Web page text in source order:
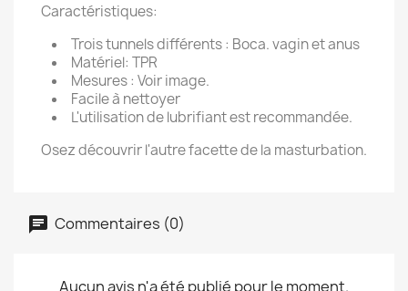
Caractéristiques:
Trois tunnels différents : Boca. vagin et anus
Matériel: TPR
Mesures : Voir image.
Facile à nettoyer
L'utilisation de lubrifiant est recommandée.
Osez découvrir l'autre facette de la masturbation.
Commentaires (0)
Aucun avis n'a été publié pour le moment.